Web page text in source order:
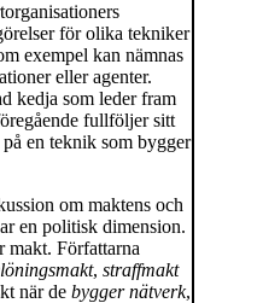
för olika tekniker
exempel kan nämnas
eller agenter.
kedja som leder fram
fullföljer sitt
en teknik som bygger
om maktens och
en politisk dimension.
makt. Författarna
, straffmakt
när de bygger nätverk,